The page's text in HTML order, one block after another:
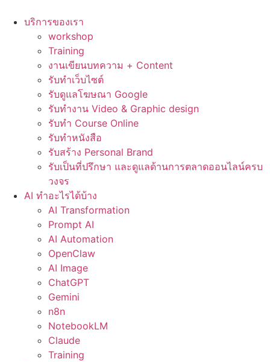
บริการของเรา
workshop
Training
งานเขียนบทความ + Content
รับทำเว็บไซต์
รับดูแลโฆษณา Google
รับทำงาน Video & Graphic design
รับทำ Course Online
รับทำหนังสือ
รับสร้าง Personal Brand
รับเป็นที่ปรึกษา และดูแลด้านการตลาดออนไลน์ครบ
วงจร
AI ทำอะไรได้บ้าง
AI Transformation
Prompt AI
AI Automation
OpenClaw
AI Image
ChatGPT
Gemini
n8n
NotebookLM
Claude
Training